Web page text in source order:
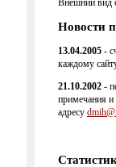
Внешний вид
Новости
13.04.2005 -
каждому
21.10.2002 -
примечания и
адресу